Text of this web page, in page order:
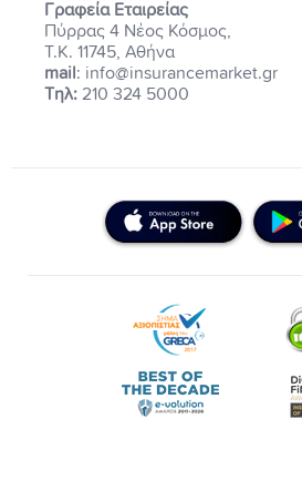
Γραφεία Εταιρείας
Πύρρας 4 Νέος Κόσμος,
Τ.Κ. 11745, Αθήνα
mail: info@insurancemarket.gr
Τηλ: 210 324 5000